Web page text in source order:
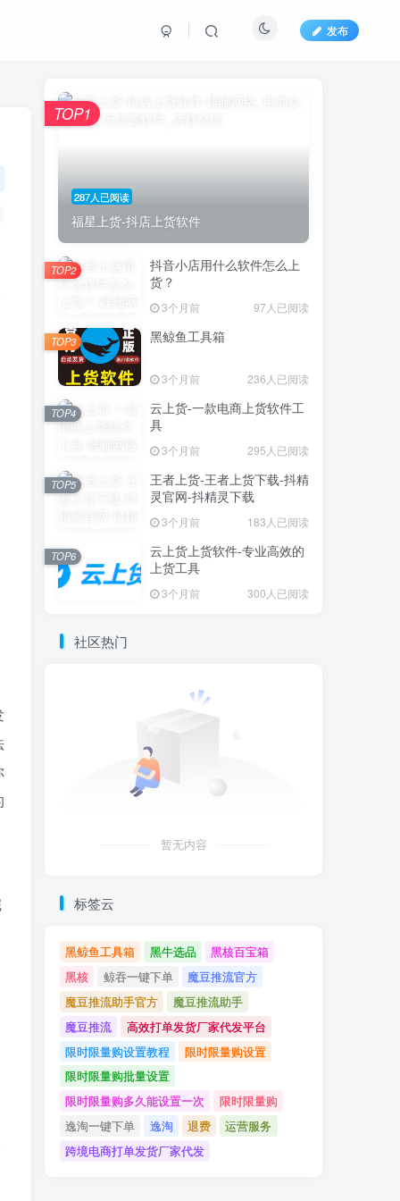
发布
287人已阅读
福星上货-抖店上货软件
TOP1
抖音小店用什么软件怎么上
货？
3个月前 97人已阅读
TOP2
黑鲸鱼工具箱
3个月前 236人已阅读
TOP3
云上货-一款电商上货软件工
具
3个月前 295人已阅读
TOP4
王者上货-王者上货下载-抖精
灵官网-抖精灵下载
3个月前 183人已阅读
TOP5
云上货上货软件-专业高效的
上货工具
3个月前 300人已阅读
TOP6
社区热门
暂无内容
标签云
黑鲸鱼工具箱 黑牛选品
黑核百宝箱
黑核
鲸吞一键下单
魔豆推流官方
魔豆推流助手官方
魔豆推流助手
魔豆推流
高效打单发货厂家代发平台
限时限量购设置教程
限时限量购设置
限时限量购批量设置
限时限量购多久能设置一次
限时限量购
逸淘一键下单
逸淘 退费
运营服务
跨境电商打单发货厂家代发